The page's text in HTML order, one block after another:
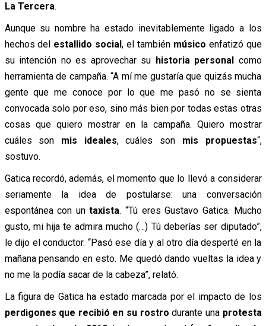
La Tercera.
Aunque su nombre ha estado inevitablemente ligado a los
hechos del estallido social, el también músico enfatizó que
su intención no es aprovechar su historia personal como
herramienta de campaña. “A mí me gustaría que quizás mucha
gente que me conoce por lo que me pasó no se sienta
convocada solo por eso, sino más bien por todas estas otras
cosas que quiero mostrar en la campaña. Quiero mostrar
cuáles son mis ideales, cuáles son mis propuestas“,
sostuvo.
Gatica recordó, además, el momento que lo llevó a considerar
seriamente la idea de postularse: una conversación
espontánea con untaxista. “Tú eres Gustavo Gatica. Mucho
gusto, mi hija te admira mucho (…) Tú deberías ser diputado”,
le dijo el conductor. “Pasó ese día y al otro día desperté en la
mañana pensando en esto. Me quedó dando vueltas la idea y
no me la podía sacar de la cabeza”, relató.
La figura de Gatica ha estado marcada por el impacto de los
perdigones que recibió en su rostro durante una protesta